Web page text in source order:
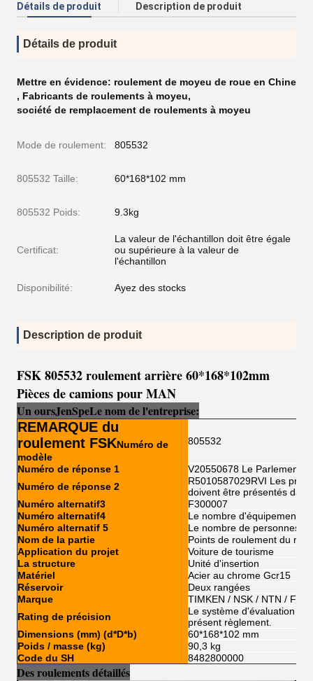
Détails de produit Description de produit
Détails de produit
Mettre en évidence: roulement de moyeu de roue en Chine
, Fabricants de roulements à moyeu,
société de remplacement de roulements à moyeu
Mode de roulement: 805532
805532 Taille: 60*168*102 mm
805532 Poids: 9.3kg
Certificat:
La valeur de l'échantillon doit être égale
ou supérieure à la valeur de
l'échantillon
Disponibilité: Ayez des stocks
Description de produit
FSK 805532 roulement arrière 60*168*102mm
Pièces de camions pour MAN
Un oursJenSpeLe nom de l'entreprise:
REMARQUE du
roulement FSKNuméro de
modèle
805532
Numéro de réponse 1
V20550678 Le Parlement
Numéro de réponse 2
R5010587029RVI Les
doivent être présentés
Numéro alternatif3
F300007
Numéro alternatif4
Le nombre d'équipements
Numéro alternatif 5
Le nombre de personnes
Nom de la partie
Points de roulement du
Application du projet
Voiture de tourisme
La structure
Unité d'insertion
Matériel
Acier au chrome Gcr15
Réservoir
Deux rangées
Marque
TIMKEN / NSK / NTN /
Rating de précision
Le système d'évaluation
présent règlement.
Dimensions (mm) (d*D*b)
60*168*102 mm
Poids / masse (kg)
90,3 kg
Code du SH
8482800000
Des roulements détaillés